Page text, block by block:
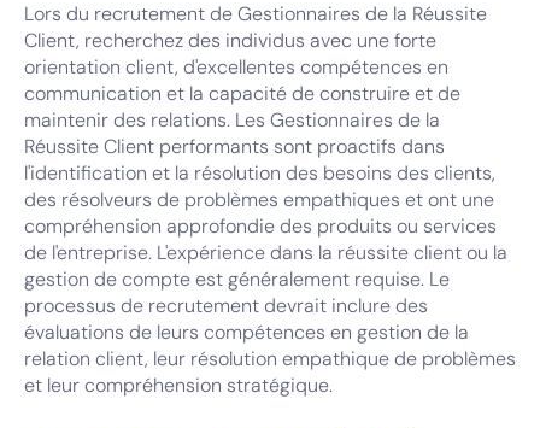
Lors du recrutement de Gestionnaires de la Réussite
Client, recherchez des individus avec une forte
orientation client, d'excellentes compétences en
communication et la capacité de construire et de
maintenir des relations. Les Gestionnaires de la
Réussite Client performants sont proactifs dans
l'identification et la résolution des besoins des clients,
des résolveurs de problèmes empathiques et ont une
compréhension approfondie des produits ou services
de l'entreprise. L'expérience dans la réussite client ou la
gestion de compte est généralement requise. Le
processus de recrutement devrait inclure des
évaluations de leurs compétences en gestion de la
relation client, leur résolution empathique de problèmes
et leur compréhension stratégique.